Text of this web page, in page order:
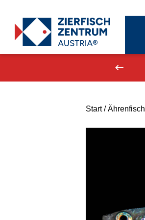
Zierfisch Aquarium
Start/